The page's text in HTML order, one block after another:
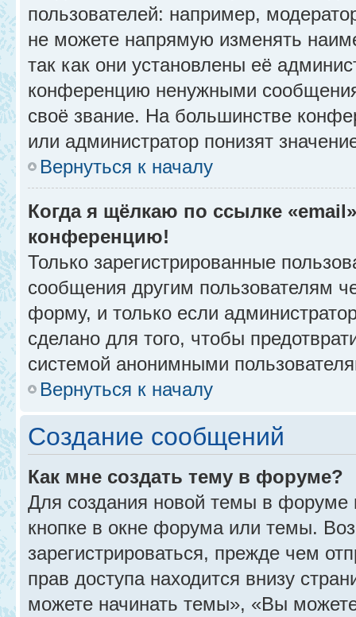
пользователей: например,
не можете напрямую изменять
так как они установлены её
конференцию ненужными
своё звание. На большинстве
или администратор понизят
Вернуться к началу
Когда я щёлкаю по ссылке
конференцию!
Только зарегистрированные
сообщения другим пользователям
форму, и только если
сделано для того, чтобы
системой анонимными
Вернуться к началу
Создание сообщений
Как мне создать тему в форуме?
Для создания новой темы в форуме
кнопке в окне форума или темы.
зарегистрироваться, прежде чем
прав доступа находится внизу
можете начинать темы», «Вы